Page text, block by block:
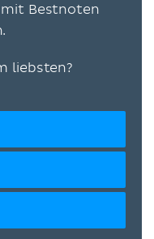
Bestnoten
liebsten?